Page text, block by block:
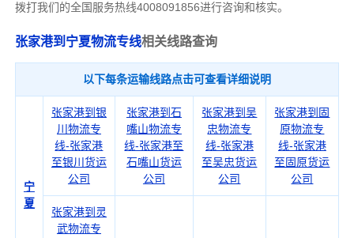
拨打我们的全国服务热线4008091856进行咨询和核实。
张家港到宁夏物流专线相关线路查询
以下每条运输线路点击可查看详细说明
宁
夏
张家港到银
川物流专
线-张家港
至银川货运
公司
张家港到石
嘴山物流专
线-张家港至
石嘴山货运
公司
张家港到吴
忠物流专
线-张家港
至吴忠货运
公司
张家港到固
原物流专
线-张家港
至固原货运
公司
张家港到灵
武物流专